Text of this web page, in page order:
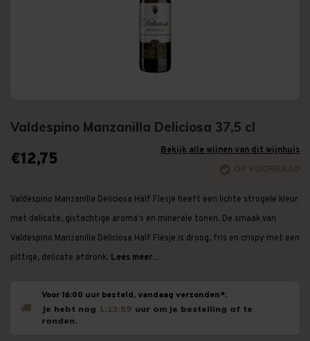
Valdespino Manzanilla Deliciosa 37,5 cl
€12,75
Bekijk alle wijnen van dit wijnhuis
OP VOORRAAD
Valdespino Manzanilla Deliciosa Half Flesje heeft een lichte strogele kleur
met delicate, gistachtige aroma's en minerale tonen. De smaak van
Valdespino Manzanilla Deliciosa Half Flesje is droog, fris en crispy met een
pittige, delicate afdronk. Lees meer...
Voor 16:00 uur besteld, vandaag verzonden*.
Je hebt nog 1:13:58 uur om je bestelling af te
ronden.